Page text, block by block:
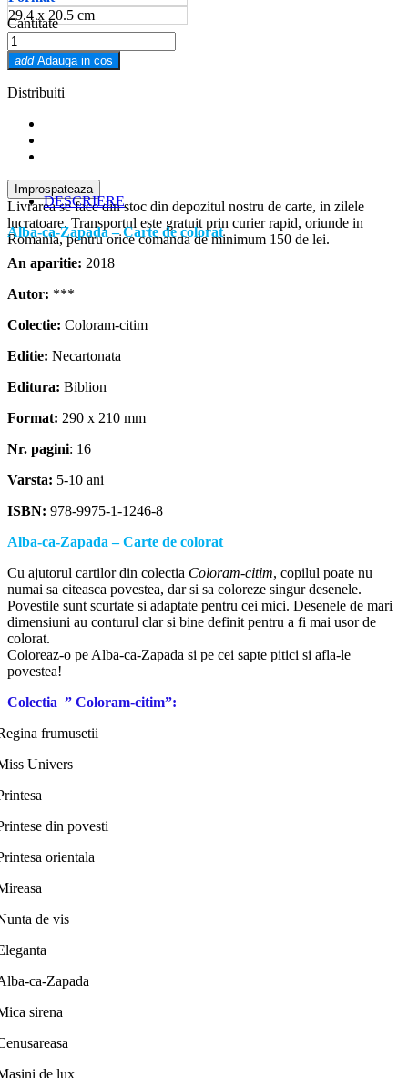
29.4 x 20.5 cm
Cantitate
add Adauga in cos
Distribuiti
Livrarea se face din stoc din depozitul nostru de carte, in zilele
lucratoare. Transportul este gratuit prin curier rapid, oriunde in
Romania, pentru orice comanda de minimum 150 de lei.
DESCRIERE
Alba-ca-Zapada – Carte de colorat
An aparitie: 2018
Autor: ***
Colectie: Coloram-citim
Editie: Necartonata
Editura: Biblion
Format: 290 x 210 mm
Nr. pagini: 16
Varsta: 5-10 ani
ISBN: 978-9975-1-1246-8
Alba-ca-Zapada – Carte de colorat
Cu ajutorul cartilor din colectia Coloram-citim, copilul poate nu
numai sa citeasca povestea, dar si sa coloreze singur desenele.
Povestile sunt scurtate si adaptate pentru cei mici. Desenele de mari
dimensiuni au conturul clar si bine definit pentru a fi mai usor de
colorat.
Coloreaz-o pe Alba-ca-Zapada si pe cei sapte pitici si afla-le
povestea!
Colectia ” Coloram-citim”:
frumusetii
Univers
din povesti
orientala
de vis
ca-Zapada
sirena
de lux